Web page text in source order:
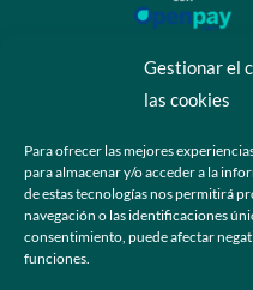
Gestionar el
las cookies
Para ofrecer las mejores
para almacenar y/o acceder a la
de estas tecnologías nos permitirá
navegación o las identificaciones
consentimiento, puede afectar
funciones.
 +52 55 6173 7725
 hola@grupo-